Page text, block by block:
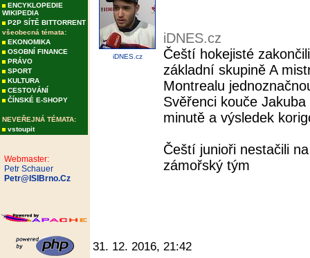
ENCYKLOPEDIE
WIKIPEDIA
P2P SÍTĚ BITTORRENT
všeobecná témata:
EKONOMIKA
OSOBNÍ FINANCE
PRÁVO
SPORT
KULTURA
CESTOVÁNÍ
ČÍNSKÉ E-SHOPY
NEVEŘEJNÁ TÉMATA:
vstoupit
Webmaster:
Petr Schauer
Petr@ISIBrno.Cz
iDNES.cz
iDNES.cz
Čeští hokejisté
základní skupině A
Montrealu
Svěřenci kouče
minutě a výsledek
Čeští junioři nestačili
zámořský tým
31. 12. 2016, 21:42